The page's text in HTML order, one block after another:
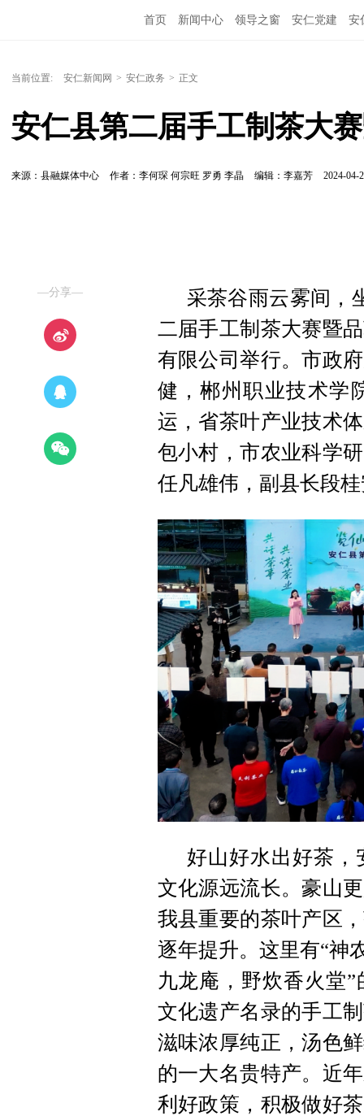
首页 新闻中心 领导之窗 安仁党建 安
当前位置: 安仁新闻网 > 安仁政务 > 正文
安仁县第二届手工制茶大
来源：县融媒体中心 作者：李何琛 何宗旺 罗勇 李晶 编辑：李嘉芳 2024-04-
—分享—
采茶谷雨云雾间，
二届手工制茶大赛暨
有限公司举行。市政
健，郴州职业技术学
运，省茶叶产业技术
包小村，市农业科学
任凡雄伟，副县长段
好山好水出好茶
文化源远流长。豪山
我县重要的茶叶产区
逐年提升。这里有“神
九龙庵，野炊香火堂
文化遗产名录的手工
滋味浓厚纯正，汤色
的一大名贵特产。近
利好政策，积极做好